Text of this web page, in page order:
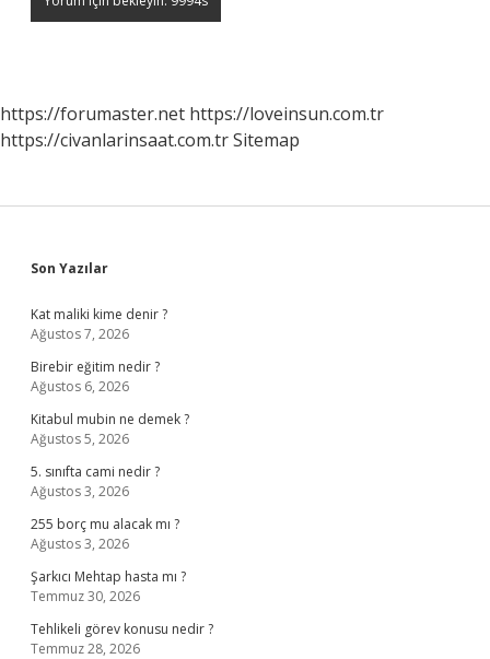
https://forumaster.net https://loveinsun.com.tr
https://civanlarinsaat.com.trSitemap
Sidebar
Son Yazılar
Kat maliki kime denir ?
Ağustos 7, 2026
Birebir eğitim nedir ?
Ağustos 6, 2026
Kitabul mubin ne demek ?
Ağustos 5, 2026
5. sınıfta cami nedir ?
Ağustos 3, 2026
255 borç mu alacak mı ?
Ağustos 3, 2026
Şarkıcı Mehtap hasta mı ?
Temmuz 30, 2026
Tehlikeli görev konusu nedir ?
Temmuz 28, 2026